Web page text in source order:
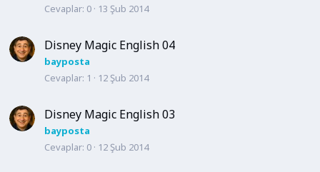
Cevaplar 0 13 Şub 2014
Disney Magic English 04
bayposta
Cevaplar 1 12 Şub 2014
Disney Magic English 03
bayposta
Cevaplar 0 12 Şub 2014